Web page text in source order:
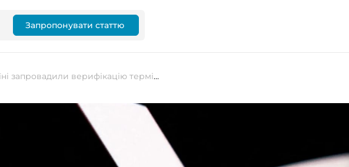
Запропонувати статтю
В Україні запровадили верифікацію терміналів Starlink: працюватимуть лише зареєстровані пристрої